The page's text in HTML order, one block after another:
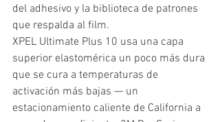
del adhesivo y la biblioteca de patrones
que respalda al film.
XPEL Ultimate Plus 10 usa una capa
superior elastomérica un poco más dura
que se cura a temperaturas de
activación más bajas — un
estacionamiento caliente de California a